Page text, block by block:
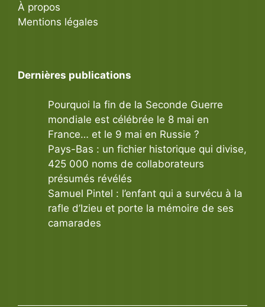
À propos
Mentions légales
Dernières publications
Pourquoi la fin de la Seconde Guerre
mondiale est célébrée le 8 mai en
France… et le 9 mai en Russie ?
Pays-Bas : un fichier historique qui divise,
425 000 noms de collaborateurs
présumés révélés
Samuel Pintel : l’enfant qui a survécu à la
rafle d’Izieu et porte la mémoire de ses
camarades